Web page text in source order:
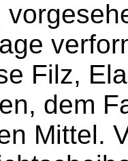
Filz,
dem
Mittel.